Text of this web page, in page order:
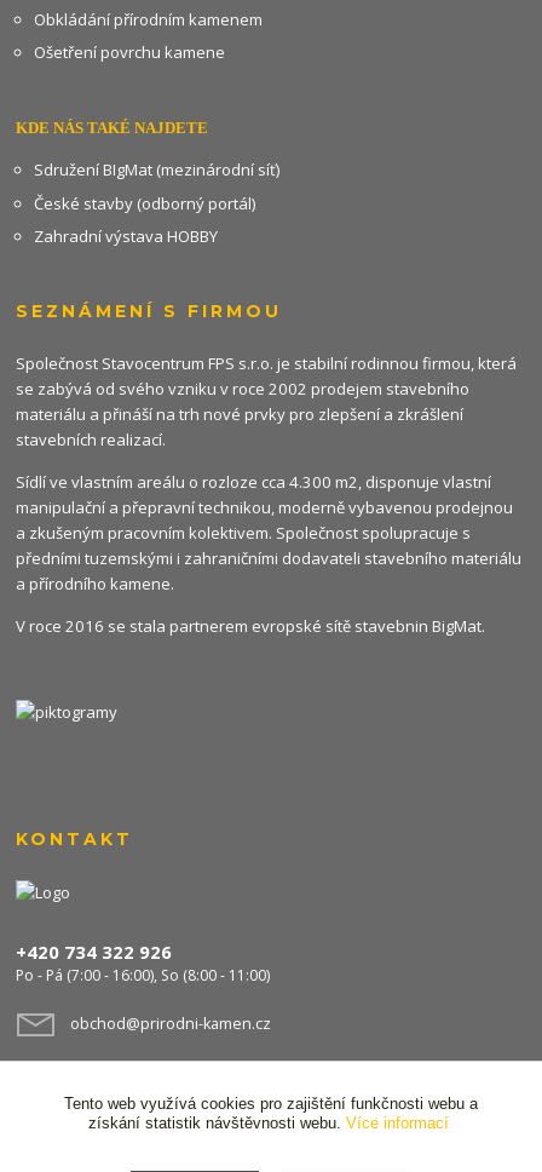
Obkládání přírodním kamenem
Ošetření povrchu kamene
KDE NÁS TAKÉ NAJDETE
Sdružení BIgMat (mezinárodní síť)
České stavby (odborný portál)
Zahradní výstava HOBBY
SEZNÁMENÍ S FIRMOU
Společnost Stavocentrum FPS s.r.o. je stabilní rodinnou firmou, která
se zabývá od svého vzniku v roce 2002 prodejem stavebního
materiálu a přináší na trh nové prvky pro zlepšení a zkrášlení
stavebních realizací.
Sídlí ve vlastním areálu o rozloze cca 4.300 m2, disponuje vlastní
manipulační a přepravní technikou, moderně vybavenou prodejnou
a zkušeným pracovním kolektivem. Společnost spolupracuje s
předními tuzemskými i zahraničními dodavateli stavebního materiálu
a přírodního kamene.
V roce 2016 se stala partnerem evropské sítě stavebnin BigMat.
KONTAKT
+420 734 322 926
Po - Pá (7:00 - 16:00), So (8:00 - 11:00)
obchod@prirodni-kamen.cz
Tento web využívá cookies pro zajištění funkčnosti webu a
získání statistik návštěvnosti webu. Více informací